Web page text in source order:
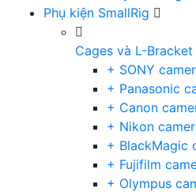
Phụ kiện SmallRig
Cages và L-Bracket
+ SONY
+ Panasonic
+ Canon
+ Nikon
+ BlackMagic
+ Fujifilm
+ Olympus